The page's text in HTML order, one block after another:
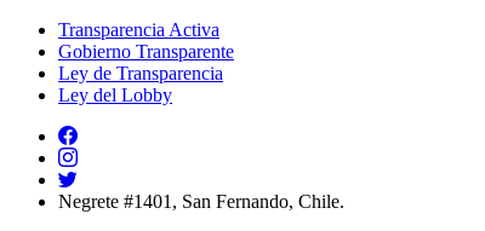
Transparencia Activa
Gobierno Transparente
Ley de Transparencia
Ley del Lobby
Negrete #1401, San Fernando, Chile.